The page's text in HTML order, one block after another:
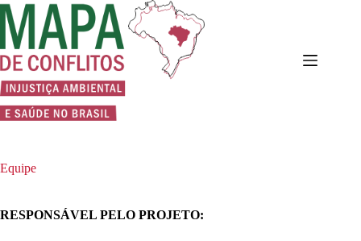
Pular
para
conteúdo
Equipe
RESPONSÁVEL PELO PROJETO: